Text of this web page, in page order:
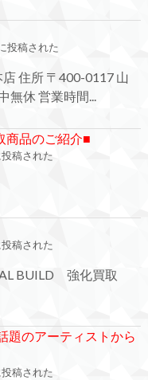
投稿された
住所 〒400-0117 山
無休 営業時間...
商品のご紹介■
投稿された
投稿された
BUILD 強化買取
のアーティストから
投稿された